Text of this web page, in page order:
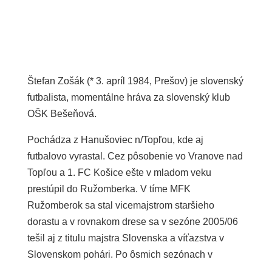
Štefan Zošák (* 3. apríl 1984, Prešov) je slovenský
futbalista, momentálne hráva za slovenský klub
OŠK Bešeňová.
Pochádza z Hanušoviec n/Topľou, kde aj
futbalovo vyrastal. Cez pôsobenie vo Vranove nad
Topľou a 1. FC Košice ešte v mladom veku
prestúpil do Ružomberka. V tíme MFK
Ružomberok sa stal vicemajstrom staršieho
dorastu a v rovnakom drese sa v sezóne 2005/06
tešil aj z titulu majstra Slovenska a víťazstva v
Slovenskom pohári. Po ôsmich sezónach v